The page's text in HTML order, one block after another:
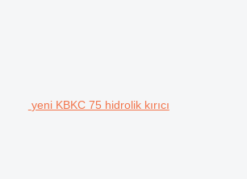
yeni KBKC 75 hidrolik kırıcı